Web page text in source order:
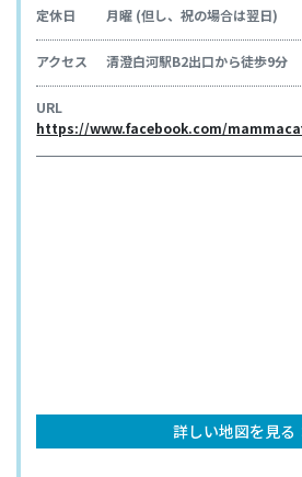
定休日 月曜 (但し、祝の場合は翌日)
アクセス 清澄白河駅B2出口から徒歩9分
URL
https://www.facebook.com/
詳しい地図を見る